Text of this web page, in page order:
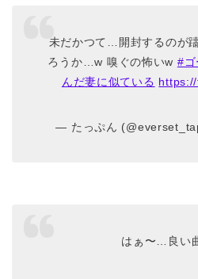
未だかつて…開封するのが
ろうか…w 嗅ぐの怖いw #ゴ
んだ妻に似ている
— たっぷん
はぁ〜…良い